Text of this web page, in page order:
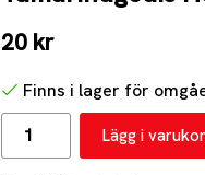
20 kr
Finns i lager för
Lägg i